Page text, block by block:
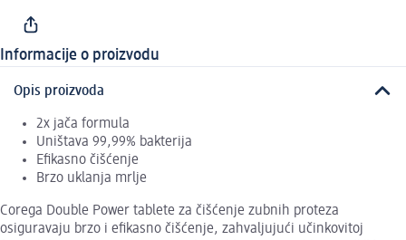
Informacije o proizvodu
Opis proizvoda
2x jača formula
Uništava 99,99% bakterija
Efikasno čišćenje
Brzo uklanja mrlje
Corega Double Power tablete za čišćenje zubnih proteza
osiguravaju brzo i efikasno čišćenje, zahvaljujući učinkovitoj